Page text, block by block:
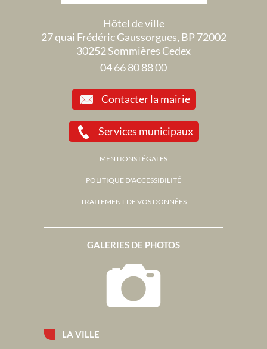
LA VILLE
GALERIES DE PHOTOS
Hôtel de ville
27 quai Frédéric Gaussorgues, BP 72002
30252 Sommières Cedex
04 66 80 88 00
Contacter la mairie
Services municipaux
MENTIONS LÉGALES
POLITIQUE D'ACCESSIBILITÉ
TRAITEMENT DE VOS DONNÉES